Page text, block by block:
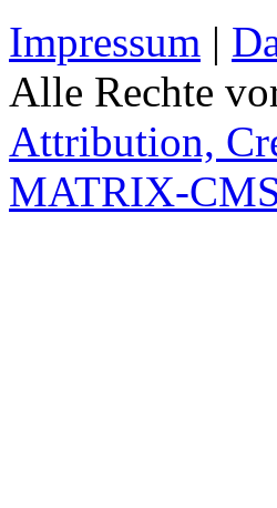
Impressum |
Alle Rechte
Attribution,
MATRIX-